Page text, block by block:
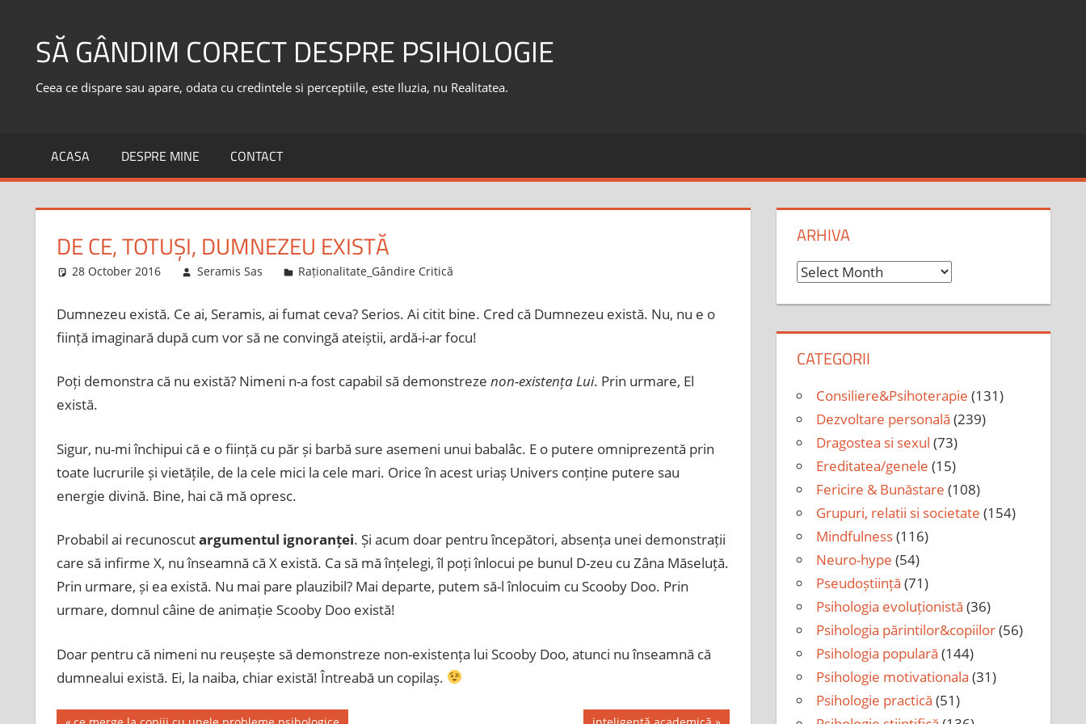
contentSĂ GÂNDIM CORECT DESPRE PSIHOLOGIE
Ceea ce dispare sau apare, odata cu credintele si perceptiile, este Iluzia, nu Realitatea.
ACASA DESPRE MINE CONTACT
DE CE, TOTUȘI, DUMNEZEU EXISTĂ
28 October 2016 Seramis Sas Raționalitate_Gândire Critică
Dumnezeu există. Ce ai, Seramis, ai fumat ceva? Serios. Ai citit bine. Cred că Dumnezeu există. Nu, nu e o
ființă imaginară după cum vor să ne convingă ateiștii, ardă-i-ar focu!
Poți demonstra că nu există? Nimeni n-a fost capabil să demonstreze non-existența Lui. Prin urmare, El
există.
Sigur, nu-mi închipui că e o ființă cu păr și barbă sure asemeni unui babalâc. E o putere omniprezentă prin
toate lucrurile și vietățile, de la cele mici la cele mari. Orice în acest uriaș Univers conține putere sau
energie divină. Bine, hai că mă opresc.
Probabil ai recunoscutargumentul ignoranței. Și acum doar pentru începători, absența unei demonstrații
care să infirme X, nu înseamnă că X există. Ca să mă înțelegi, îl poți înlocui pe bunul D-zeu cu Zâna Măseluță.
Prin urmare, și ea există. Nu mai pare plauzibil? Mai departe, putem să-l înlocuim cu Scooby Doo. Prin
urmare, domnul câine de animație Scooby Doo există!
Doar pentru că nimeni nu reușește să demonstreze non-existența lui Scooby Doo, atunci nu înseamnă că
dumnealui există. Ei, la naiba, chiar există! Întreabă un copilaș.
ARHIVA
Arhiva
CATEGORII
Consiliere&Psihoterapie (131)
Dezvoltare personală (239)
Dragostea si sexul (73)
Ereditatea/genele (15)
Fericire & Bunăstare (108)
Grupuri, relatii si societate (154)
Mindfulness(116)
Neuro-hype (54)
Pseudoștiință (71)
Psihologia evoluționistă (36)
Psihologia părintilor&copiilor(56)
Psihologia populară (144)
Psihologie motivationala (31)
Psihologie practică (51)